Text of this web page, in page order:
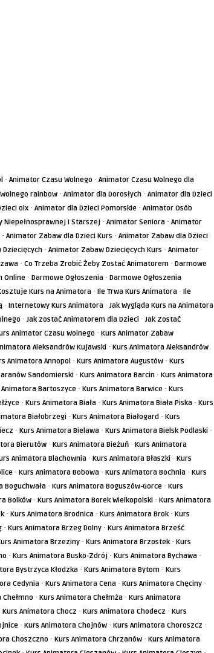
· Animator Czasu Wolnego · Animator Czasu Wolnego dla
rainbow · Animator dla Dorosłych · Animator dla Dzieci
olx · Animator dla Dzieci Pomorskie · Animator Osób
Niepełnosprawnej i Starszej · Animator Seniora · Animator
· Animator Zabaw dla Dzieci Kurs · Animator Zabaw dla Dzieci
Dziecięcych · Animator Zabaw Dziecięcych Kurs · Animator
· Co Trzeba Zrobić Żeby Zostać Animatorem · Darmowe
Online · Darmowe Ogłoszenia · Darmowe Ogłoszenia
Kurs na Animatora · Ile Trwa Kurs Animatora · Ile
· Internetowy Kurs Animatora · Jak Wygląda Kurs na Animatora
· Jak zostać Animatorem dla Dzieci · Jak Zostać
Animator Czasu Wolnego · Kurs Animator Zabaw
Aleksandrów Kujawski · Kurs Animatora Aleksandrów
Animatora Annopol · Kurs Animatora Augustów · Kurs
Sandomierski · Kurs Animatora Barcin · Kurs Animatora
Animatora Bartoszyce · Kurs Animatora Barwice · Kurs
· Kurs Animatora Biała · Kurs Animatora Biała Piska · Kurs
Białobrzegi · Kurs Animatora Białogard · Kurs
· Kurs Animatora Bielawa · Kurs Animatora Bielsk Podlaski ·
Bierutów · Kurs Animatora Bieżuń · Kurs Animatora
Animatora Blachownia · Kurs Animatora Błaszki · Kurs
· Kurs Animatora Bobowa · Kurs Animatora Bochnia · Kurs
Boguchwała · Kurs Animatora Boguszów-Gorce · Kurs
Bolków · Kurs Animatora Borek Wielkopolski · Kurs Animatora
· Kurs Animatora Brodnica · Kurs Animatora Brok· Kurs
· Kurs Animatora Brzeg Dolny · Kurs Animatora Brześć
Animatora Brzeziny · Kurs Animatora Brzostek· Kurs
· Kurs Animatora Busko-Zdrój · Kurs Animatora Bychawa ·
Bystrzyca Kłodzka · Kurs Animatora Bytom · Kurs
Cedynia · Kurs Animatora Cena · Kurs Animatora Chęciny ·
· Kurs Animatora Chełmża · Kurs Animatora
Kurs Animatora Chocz · Kurs Animatora Chodecz · Kurs
· Kurs Animatora Chojnów · Kurs Animatora Choroszcz ·
Choszczno · Kurs Animatora Chrzanów · Kurs Animatora